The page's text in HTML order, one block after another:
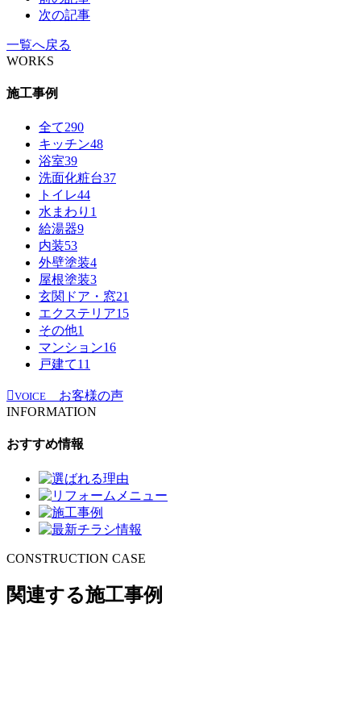
次の記事
一覧へ戻る
WORKS
施工事例
全て290
キッチン48
浴室39
洗面化粧台37
トイレ44
水まわり 1
給湯器9
内装53
外壁塗装4
屋根塗装3
玄関ドア・窓21
エクステリア15
その他1
マンション16
戸建て11
VOICE
お客様の声
INFORMATION
おすすめ情報
CONSTRUCTION CASE
関連する施工事例